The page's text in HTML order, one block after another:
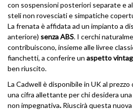
con sospensioni posteriori separate e
steli non rovesciati e simpatiche
La frenata è affidata ad un impianto a
anteriore) senza ABS. I cerchi
contribuiscono, insieme alle livree
fianchetti, a conferire un aspetto
ben riuscito.
La Cadwell è disponibile in UK al prezzo
una cifra allettante per chi desidera
non impegnativa. Riuscirà questa